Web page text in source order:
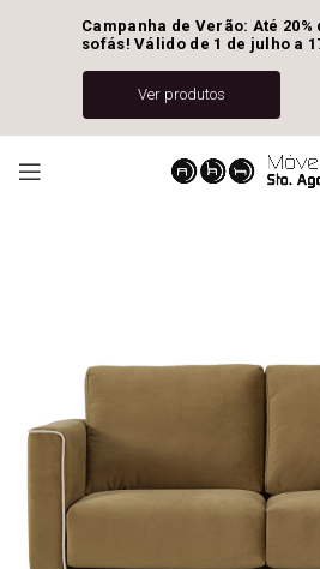
Campanha de Verão: Até
sofás! Válido de 1 de julho a
Ver produtos